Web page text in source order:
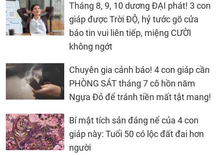
Tháng 8, 9, 10 dương ĐẠI phát! 3 con
giáp được Trời ĐỘ, hỷ tước gõ cửa
báo tin vui liên tiếp, miệng CƯỜI
không ngớt
Chuyên gia cảnh báo! 4 con giáp cần
PHÒNG SÁT tháng 7 cô hồn năm
Ngựa Đỏ để tránh tiền mất tật mang!
Bí mật tích sản đáng nể của 4 con
giáp này: Tuổi 50 có lộc đất đai hơn
người